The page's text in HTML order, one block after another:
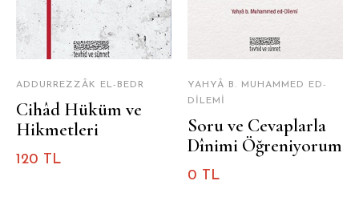
ADDURREZZÂK EL-BEDR
Cihâd Hüküm ve
Hikmetleri
120 TL
YAHYÂ B. MUHAMMED ED-
DILEMI
Soru ve Cevaplarla
Dînimi Öğreniyorum
0 TL